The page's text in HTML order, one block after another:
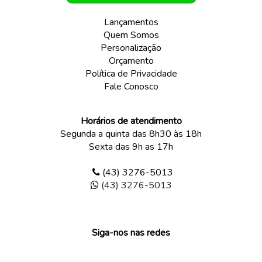
Lançamentos
Quem Somos
Personalização
Orçamento
Política de Privacidade
Fale Conosco
Horários de atendimento
Segunda a quinta das 8h30 às 18h
Sexta das 9h as 17h
(43) 3276-5013
(43) 3276-5013
Siga-nos nas redes